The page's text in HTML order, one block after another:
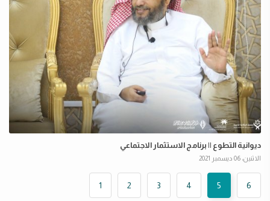
ديوانية التطوع || برنامج الاستثمار الاجتماعي
الاثنين، 06 ديسمبر 2021
1 2 3 4 5 6